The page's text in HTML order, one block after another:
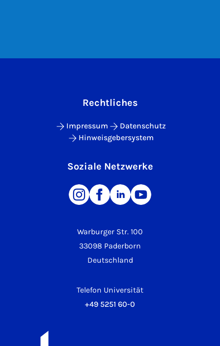
Warburger Str. 100
33098 Paderborn
Deutschland
Telefon Universität
+49 5251 60-0
Rechtliches
Impressum
Datenschutz
Hinweisgebersystem
Soziale Netzwerke